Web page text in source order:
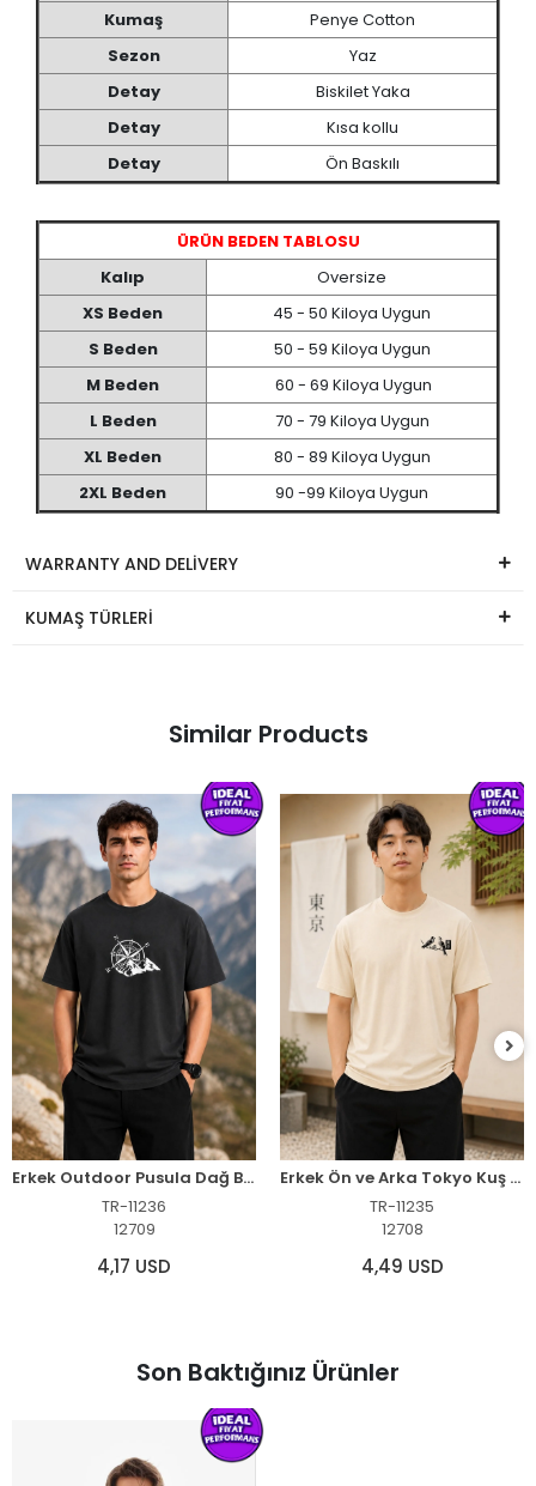
Kumaş
Penye Cotton
Sezon
Yaz
Detay
Biskilet Yaka
Detay
Kısa kollu
Detay
Ön Baskılı
ÜRÜN BEDEN TABLOSU
Kalıp
Oversize
XS Beden
45 - 50 Kiloya Uygun
S Beden
50 - 59 Kiloya Uygun
M Beden
60 - 69 Kiloya Uygun
L Beden
70 - 79 Kiloya Uygun
XL Beden
80 - 89 Kiloya Uygun
2XL Beden
90 -99 Kiloya Uygun
WARRANTY AND DELİVERY
KUMAŞ TÜRLERİ
Similar Products
Erkek Outdoor Pusula Dağ Baskılı Kısa Kollu Oversize T-Shirt - Siyah
TR-11236
12709
4,17 USD
Erkek Ön ve Arka Tokyo Kuş Çiçek Baskılı Oversize T-Shirt - Ekru
TR-11235
12708
4,49 USD
Son Baktığınız Ürünler